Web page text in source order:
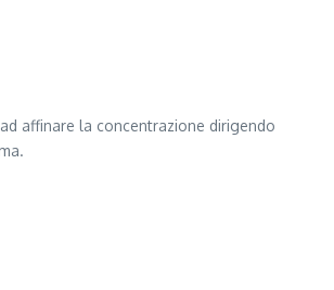
affinare la concentrazione dirigendo